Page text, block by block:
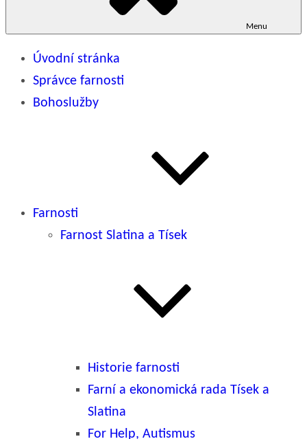
Menu
Úvodní stránka
Správce farnosti
Bohoslužby
Farnosti
Farnost Slatina a Tísek
Historie farnosti
Farní a ekonomická rada Tísek a
Slatina
For Help, Autismus